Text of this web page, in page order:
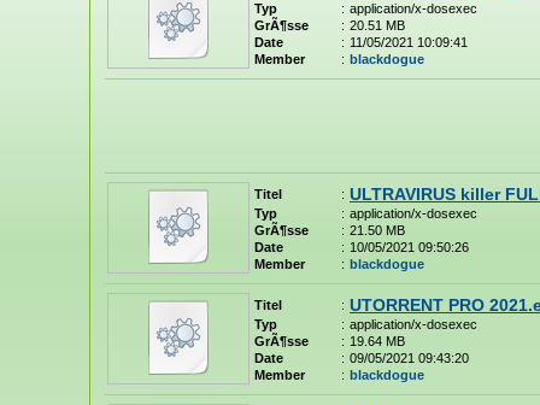
Typ : application/x-dosexec
GrÃ¶sse
: 20.51 MB
Date
: 11/05/2021 10:09:41
Member
: blackdogue
Titel : ULTRAVIRUS killer
Typ : application/x-dosexec
GrÃ¶sse
: 21.50 MB
Date
: 10/05/2021 09:50:26
Member
: blackdogue
Titel : UTORRENT PRO
Typ : application/x-dosexec
GrÃ¶sse
: 19.64 MB
Date
: 09/05/2021 09:43:20
Member
: blackdogue